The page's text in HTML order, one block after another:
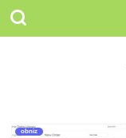
obniz